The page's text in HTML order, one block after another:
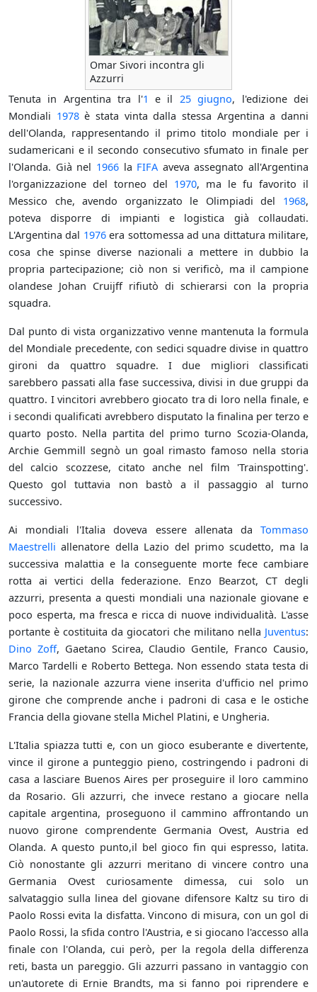
Omar Sivori incontra gli
Azzurri
Tenuta in Argentina tra l'1 e il 25 giugno, l'edizione dei
Mondiali 1978è stata vinta dalla stessa Argentina a danni
dell'Olanda, rappresentando il primo titolo mondiale per i
sudamericani e il secondo consecutivo sfumato in finale per
l'Olanda. Già nel 1966la FIFA aveva assegnato all'Argentina
l'organizzazione del torneo del 1970, ma le fu favorito il
Messico che, avendo organizzato le Olimpiadi del 1968,
poteva disporre di impianti e logistica già collaudati.
L'Argentina dal 1976era sottomessa ad una dittatura militare,
cosa che spinse diverse nazionali a mettere in dubbio la
propria partecipazione; ciò non si verificò, ma il campione
olandese Johan Cruijff rifiutò di schierarsi con la propria
squadra.
Dal punto di vista organizzativo venne mantenuta la formula
del Mondiale precedente, con sedici squadre divise in quattro
gironi da quattro squadre. I due migliori classificati
sarebbero passati alla fase successiva, divisi in due gruppi da
quattro. I vincitori avrebbero giocato tra di loro nella finale, e
i secondi qualificati avrebbero disputato la finalina per terzo e
quarto posto. Nella partita del primo turno Scozia-Olanda,
Archie Gemmill segnò un goal rimasto famoso nella storia
del calcio scozzese, citato anche nel film 'Trainspotting'.
Questo gol tuttavia non bastò a il passaggio al turno
successivo.
Ai mondiali l'Italia doveva essere allenata da Tommaso
Maestrelli allenatore della Lazio del primo scudetto, ma la
successiva malattia e la conseguente morte fece cambiare
rotta ai vertici della federazione. Enzo Bearzot, CT degli
azzurri, presenta a questi mondiali una nazionale giovane e
poco esperta, ma fresca e ricca di nuove individualità. L'asse
portante è costituita da giocatori che militano nella Juventus:
Dino Zoff, Gaetano Scirea, Claudio Gentile, Franco Causio,
Marco Tardelli e Roberto Bettega. Non essendo stata testa di
serie, la nazionale azzurra viene inserita d'ufficio nel primo
girone che comprende anche i padroni di casa e le ostiche
Francia della giovane stella Michel Platini, e Ungheria.
L'Italia spiazza tutti e, con un gioco esuberante e divertente,
vince il girone a punteggio pieno, costringendo i padroni di
casa a lasciare Buenos Aires per proseguire il loro cammino
da Rosario. Gli azzurri, che invece restano a giocare nella
capitale argentina, proseguono il cammino affrontando un
nuovo girone comprendente Germania Ovest, Austria ed
Olanda. A questo punto,il bel gioco fin qui espresso, latita.
Ciò nonostante gli azzurri meritano di vincere contro una
Germania Ovest curiosamente dimessa, cui solo un
salvataggio sulla linea del giovane difensore Kaltz su tiro di
Paolo Rossi evita la disfatta. Vincono di misura, con un gol di
Paolo Rossi, la sfida contro l'Austria, e si giocano l'accesso alla
finale con l'Olanda, cui però, per la regola della differenza
reti, basta un pareggio. Gli azzurri passano in vantaggio con
un'autorete di Ernie Brandts, ma si fanno poi riprendere e